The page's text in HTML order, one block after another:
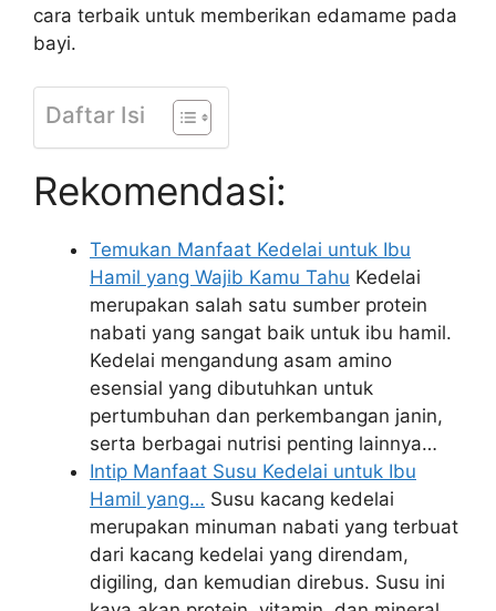
cara terbaik untuk memberikan edamame pada
bayi.
Daftar Isi
Rekomendasi:
Temukan Manfaat Kedelai untuk Ibu
Hamil yang Wajib Kamu Tahu Kedelai
merupakan salah satu sumber protein
nabati yang sangat baik untuk ibu hamil.
Kedelai mengandung asam amino
esensial yang dibutuhkan untuk
pertumbuhan dan perkembangan janin,
serta berbagai nutrisi penting lainnya…
Intip Manfaat Susu Kedelai untuk Ibu
Hamil yang… Susu kacang kedelai
merupakan minuman nabati yang terbuat
dari kacang kedelai yang direndam,
digiling, dan kemudian direbus. Susu ini